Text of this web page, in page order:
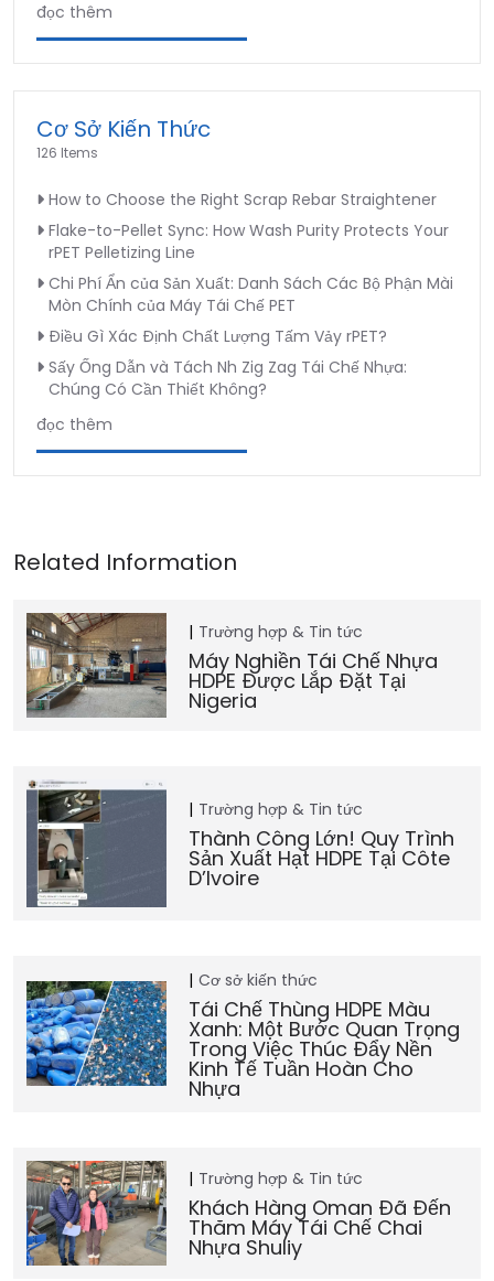
đọc thêm
Cơ Sở Kiến Thức
126 Items
How to Choose the Right Scrap Rebar Straightener
Flake-to-Pellet Sync: How Wash Purity Protects Your
rPET Pelletizing Line
Chi Phí Ẩn của Sản Xuất: Danh Sách Các Bộ Phận Mài
Mòn Chính của Máy Tái Chế PET
Điều Gì Xác Định Chất Lượng Tấm Vảy rPET?
Sấy Ống Dẫn và Tách Nh Zig Zag Tái Chế Nhựa:
Chúng Có Cần Thiết Không?
đọc thêm
Trường hợp & Tin tức
Máy Nghiền Tái Chế Nhựa
HDPE Được Lắp Đặt Tại
Nigeria
Trường hợp & Tin tức
Thành Công Lớn! Quy Trình
Sản Xuất Hạt HDPE Tại Côte
D’Ivoire
Cơ sở kiến thức
Tái Chế Thùng HDPE Màu
Xanh: Một Bước Quan Trọng
Trong Việc Thúc Đẩy Nền
Kinh Tế Tuần Hoàn Cho
Nhựa
Trường hợp & Tin tức
Khách Hàng Oman Đã Đến
Thăm Máy Tái Chế Chai
Nhựa Shuliy